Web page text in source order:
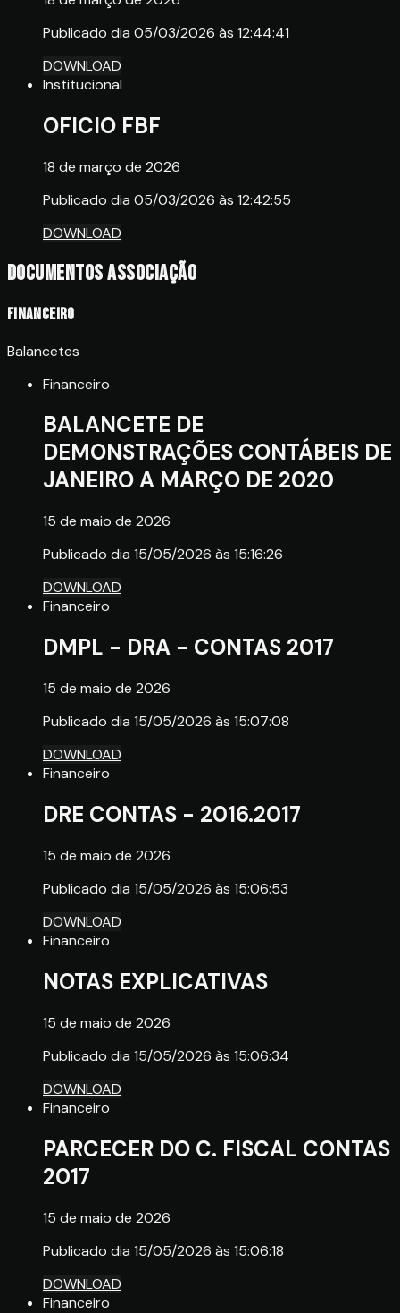
Publicado dia 05/03/2026 às 12:44:41
DOWNLOAD
Institucional
OFICIO FBF
18 de março de 2026
Publicado dia 05/03/2026 às 12:42:55
DOWNLOAD
Documentos Associação
Financeiro
Balancetes
Financeiro
BALANCETE DE
DEMONSTRAÇÕES CONTÁBEIS DE
JANEIRO A MARÇO DE 2020
15 de maio de 2026
Publicado dia 15/05/2026 às 15:16:26
DOWNLOAD
Financeiro
DMPL - DRA - CONTAS 2017
15 de maio de 2026
Publicado dia 15/05/2026 às 15:07:08
DOWNLOAD
Financeiro
DRE CONTAS - 2016.2017
15 de maio de 2026
Publicado dia 15/05/2026 às 15:06:53
DOWNLOAD
Financeiro
NOTAS EXPLICATIVAS
15 de maio de 2026
Publicado dia 15/05/2026 às 15:06:34
DOWNLOAD
Financeiro
PARCECER DO C. FISCAL CONTAS
2017
15 de maio de 2026
Publicado dia 15/05/2026 às 15:06:18
DOWNLOAD
Financeiro